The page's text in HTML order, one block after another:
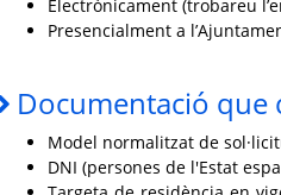
Electrònicament (trobareu
Presencialment a
Documentació que
Model normalitzat de
DNI (persones de l'Estat